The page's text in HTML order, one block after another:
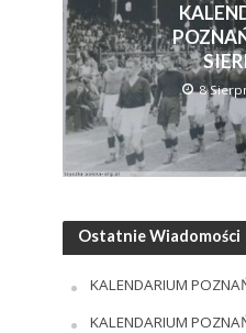
8
Ostatnie Wiadomości
KALENDARIUM
KALENDARIUM